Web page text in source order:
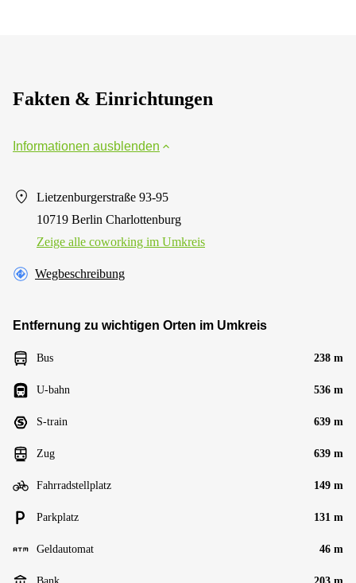
Fakten & Einrichtungen
Informationen ausblenden
Lietzenburgerstraße 93-95
10719 Berlin Charlottenburg
Zeige alle сoworking im Umkreis
Wegbeschreibung
Entfernung zu wichtigen Orten im Umkreis
Bus 238 m
U-bahn 536 m
S-train 639 m
Zug 639 m
Fahrradstellplatz 149 m
Parkplatz 131 m
Geldautomat 46 m